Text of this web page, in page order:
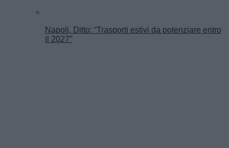
Napoli, Ditto: “Trasporti estivi da potenziare entro
il 2027”